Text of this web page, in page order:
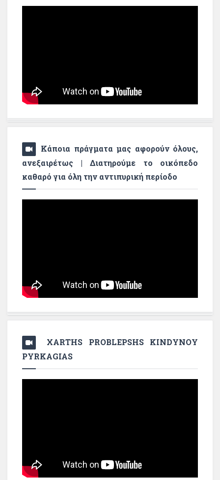
Κάποια πράγματα μας αφορούν όλους,
ανεξαιρέτως | Διατηρούμε το οικόπεδο
καθαρό για όλη την αντιπυρική περίοδο
XARTHS PROBLEPSHS KINDYNOY
PYRKAGIAS